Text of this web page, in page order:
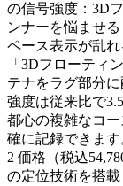
の信号強度：3D
ンナーを悩ませ
ペース表示が乱
「3Dフローティ
テナをラグ部分
強度は従来比で
都心の複雑なコ
確に記録できます
2 価格（税込
の定位技術を搭